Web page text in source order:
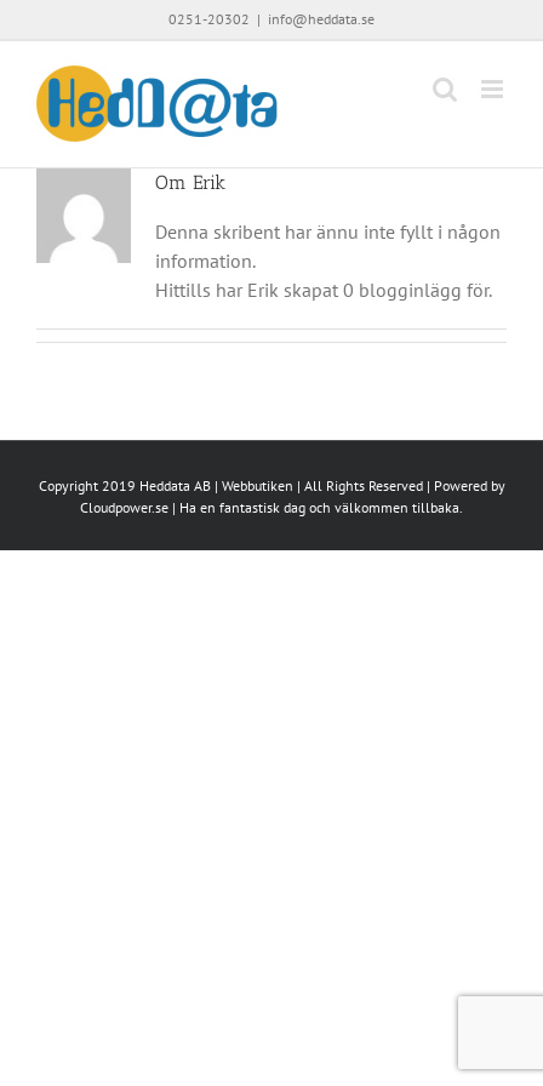
till
innehållet
0251-20302 | info@heddata.se
Om Erik
Denna skribent har ännu inte fyllt i någon
information.
Hittills har Erik skapat 0 blogginlägg för.
Copyright 2019 Heddata AB| Webbutiken | All Rights Reserved | Powered by
Cloudpower.se | Ha en fantastisk dag och välkommen tillbaka.